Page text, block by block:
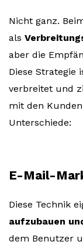
Nicht ganz.
als
aber die
Diese Strategie
verbreitet und
mit den
Unterschiede:
E-Mail-
Diese Technik
aufzubauen
dem Benutzer